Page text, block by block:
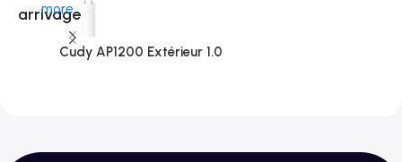
arrivage
more
Cudy AP1200 Extérieur 1.0